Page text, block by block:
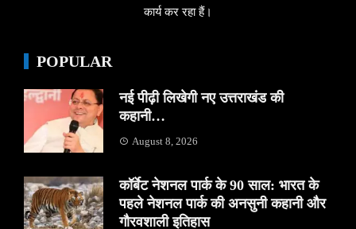
कार्य कर रहा हैं।
POPULAR
नई पीढ़ी लिखेगी नए उत्तराखंड की
कहानी…
August 8, 2026
कॉर्बेट नेशनल पार्क के 90 साल: भारत के
पहले नेशनल पार्क की अनसुनी कहानी और
गौरवशाली इतिहास